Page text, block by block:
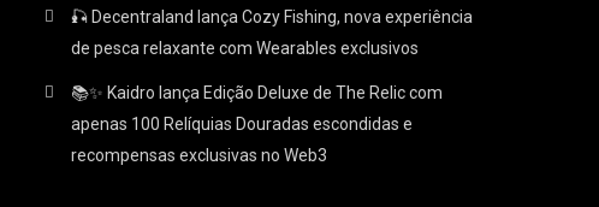
🎣 Decentraland lança Cozy Fishing, nova experiência
de pesca relaxante com Wearables exclusivos
📚✨ Kaidro lança Edição Deluxe de The Relic com
apenas 100 Relíquias Douradas escondidas e
recompensas exclusivas no Web3